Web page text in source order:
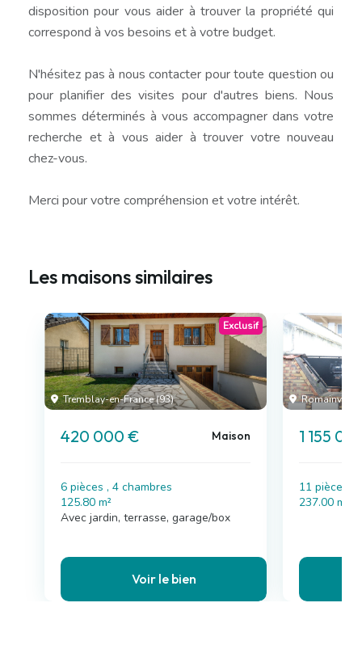
disposition pour vous aider à trouver la propriété qui
correspond à vos besoins et à votre budget.
N'hésitez pas à nous contacter pour toute question ou
pour planifier des visites pour d'autres biens. Nous
sommes déterminés à vous accompagner dans votre
recherche et à vous aider à trouver votre nouveau
chez-vous.
Merci pour votre compréhension et votre intérêt.
Les maisons similaires
Tremblay-en-France (93)
Exclusif
420 000 € Maison
6 pièces , 4 chambres
125.80 m²
Avec jardin, terrasse, garage/box
Voir le bien
Romainville
1 155
11 pièces ,
237.00 m²